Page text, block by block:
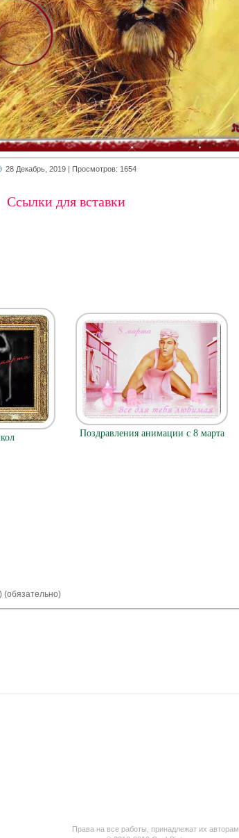
28 Декабрь, 2019 | Просмотров: 1654
Ссылки для вставки
Поздравления анимации с 8 марта
(обязательно)
Права на все работы, принадлежат их авторам.